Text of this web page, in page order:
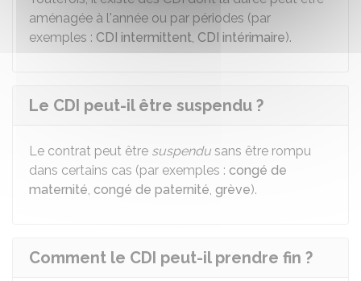
aménagée à l'année ou par périodes (par
exemples : CDI intermittent, CDI intérimaire).
Le CDI peut-il être suspendu ?
Le contrat peut être suspendu sans être rompu
dans certains cas (par exemples : congé de
maternité, congé de paternité, grève).
Comment le CDI peut-il prendre fin ?